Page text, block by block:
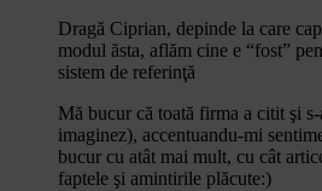
Dragă Ciprian, depinde la care
modul ăsta, aflăm cine e “fost”
sistem de referinţă
Mă bucur că toată firma a citit şi
imaginez), accentuandu-mi
bucur cu atât mai mult, cu cât
faptele şi amintirile plăcute:)